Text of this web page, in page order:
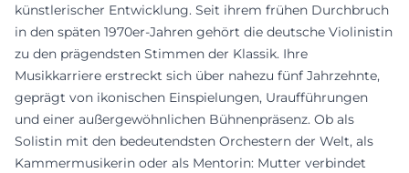
künstlerischer Entwicklung. Seit ihrem frühen Durchbruch
in den späten 1970er-Jahren gehört die deutsche Violinistin
zu den prägendsten Stimmen der Klassik. Ihre
Musikkarriere erstreckt sich über nahezu fünf Jahrzehnte,
geprägt von ikonischen Einspielungen, Uraufführungen
und einer außergewöhnlichen Bühnenpräsenz. Ob als
Solistin mit den bedeutendsten Orchestern der Welt, als
Kammermusikerin oder als Mentorin: Mutter verbindet